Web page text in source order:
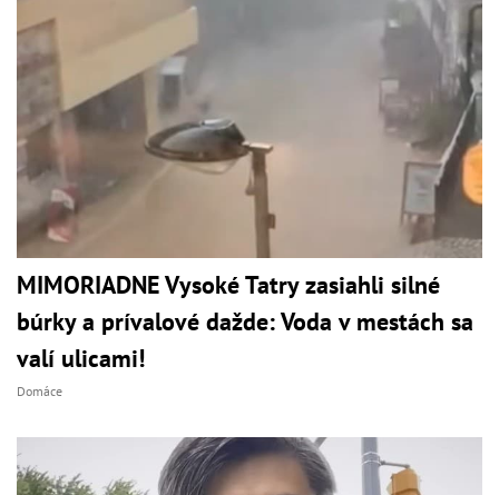
MIMORIADNE Vysoké Tatry zasiahli silné
búrky a prívalové dažde: Voda v mestách sa
valí ulicami!
Domáce